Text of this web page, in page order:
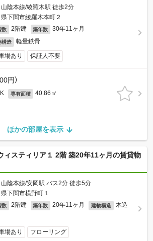
山陰本線/綾羅木駅 徒歩2分
下関市綾羅木本町２
数 2階建 築年数 30年11ヶ月
構造 軽量鉄骨
場あり 保証人不要
円）
専有面積 40.86㎡
ほかの部屋を表示
ィスティリア１ 2階 築20年11ヶ月の賃貸物
山陰本線/安岡駅 バス2分 徒歩5分
下関市横野町１
数 2階建 築年数 20年11ヶ月 建物構造 木造
場あり フローリング